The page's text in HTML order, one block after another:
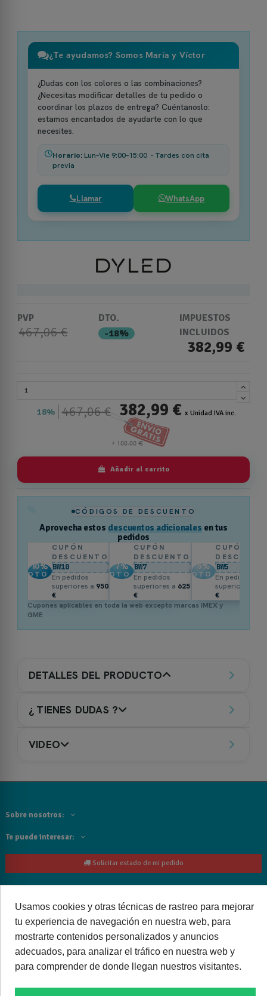
¿Te ayudamos? Somos María y Víctor
¿Dudas con los colores o las combinaciones?
¿Necesitas modificar detalles de tu pedido o
coordinar los plazos de entrega? Cuéntanoslo:
estamos encantados de ayudarte con lo que
necesites.
Horario:Lun–Vie 9:00–15:00 - Tardes con cita
previa
Llamar WhatsApp
PVP
467,06 €
DTO.
-18%
IMPUESTOS
INCLUIDOS
382,99 €
18% 467,06 € 382,99 € x Unidad IVA inc.
Añadir al carrito
CÓDIGOS DE DESCUENTO
Aprovecha estos descuentos adicionales en tus
pedidos
10%
DTO.
CUPÓN
DESCUENTO
BW10
En pedidos
superiores a 950
€
7%
DTO.
CUPÓN
DESCUENTO
BW7
En pedidos
superiores a 625
€
5%
DTO.
CUPÓN
BW5
En pedidos
superiores a
€
Cupones aplicables en toda la web excepto marcas IMEX y
GME
DETALLES DEL PRODUCTO
¿ TIENES DUDAS ?
VIDEO
Sobre nosotros:
Te puede interesar:
Solicitar estado de mi pedido
Siguenos
Cancelar o devolver un pedido
Usamos cookies y otras técnicas de rastreo para mejorar
tu experiencia de navegación en nuestra web, para
mostrarte contenidos personalizados y anuncios
adecuados, para analizar el tráfico en nuestra web y
para comprender de donde llegan nuestros visitantes.